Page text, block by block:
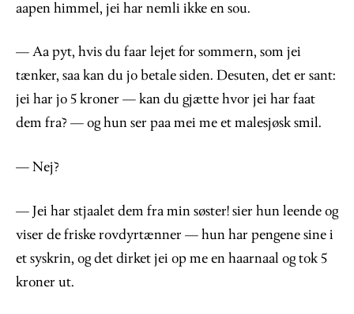
aapen himmel, jei har nemli ikke en sou.
— Aa pyt, hvis du faar lejet for sommern, som jei
tænker, saa kan du jo betale siden. Desuten, det er sant:
jei har jo 5 kroner — kan du gjætte hvor jei har faat
dem fra? — og hun ser paa mei me et malesjøsk smil.
— Nej?
— Jei har stjaalet dem fra min søster! sier hun leende og
viser de friske rovdyrtænner — hun har pengene sine i
et syskrin, og det dirket jei op me en haarnaal og tok 5
kroner ut.